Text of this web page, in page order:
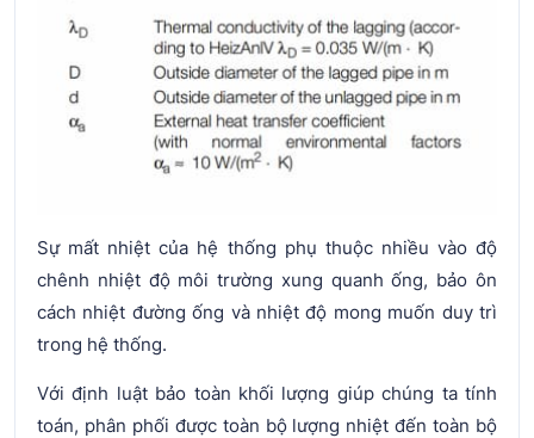
Sự mất nhiệt của hệ thống phụ thuộc nhiều vào độ
chênh nhiệt độ môi trường xung quanh ống, bảo ôn
cách nhiệt đường ống và nhiệt độ mong muốn duy trì
trong hệ thống.
Với định luật bảo toàn khối lượng giúp chúng ta tính
toán, phân phối được toàn bộ lượng nhiệt đến toàn bộ